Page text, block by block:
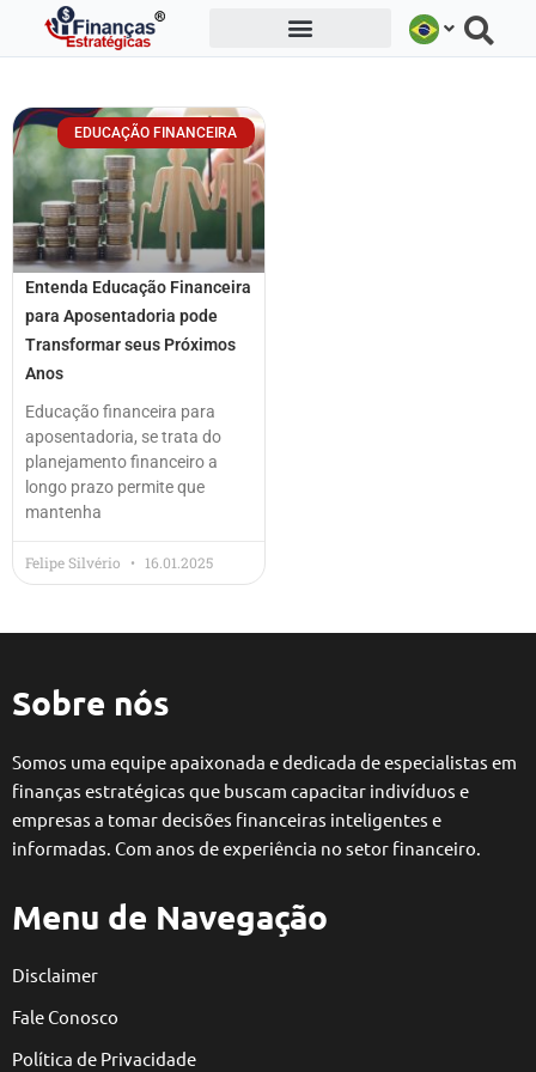
EDUCAÇÃO FINANCEIRA
Entenda Educação Financeira
para Aposentadoria pode
Transformar seus Próximos
Anos
Educação financeira para
aposentadoria, se trata do
planejamento financeiro a
longo prazo permite que
mantenha
Felipe Silvério 16.01.2025
Sobre nós
Somos uma equipe apaixonada e dedicada de especialistas em
finanças estratégicas que buscam capacitar indivíduos e
empresas a tomar decisões financeiras inteligentes e
informadas. Com anos de experiência no setor financeiro.
Menu de Navegação
Disclaimer
Fale Conosco
Política de Privacidade